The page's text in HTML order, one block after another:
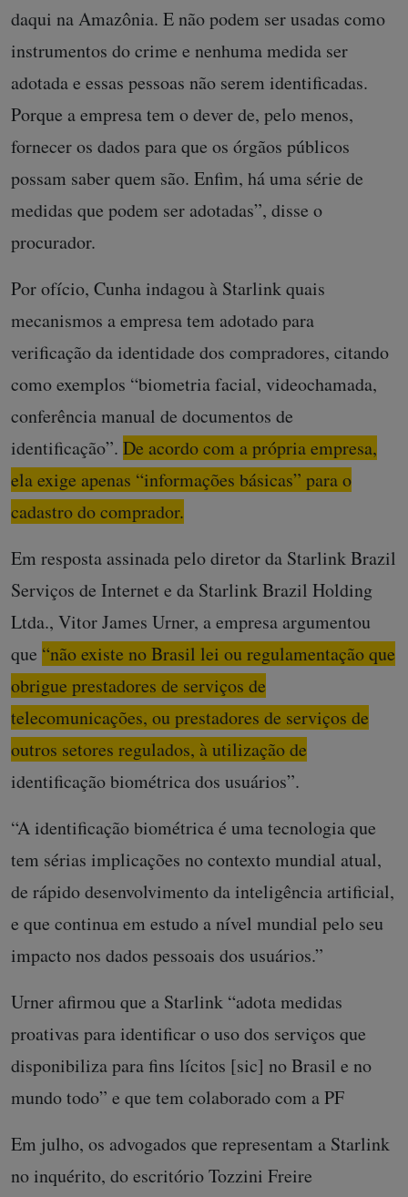
daqui na Amazônia. E não podem ser usadas como
instrumentos do crime e nenhuma medida ser
adotada e essas pessoas não serem identificadas.
Porque a empresa tem o dever de, pelo menos,
fornecer os dados para que os órgãos públicos
possam saber quem são. Enfim, há uma série de
medidas que podem ser adotadas”, disse o
procurador.
Por ofício, Cunha indagou à Starlink quais
mecanismos a empresa tem adotado para
verificação da identidade dos compradores, citando
como exemplos “biometria facial, videochamada,
conferência manual de documentos de
identificação”. De acordo com a própria empresa,
ela exige apenas “informações básicas” para o
cadastro do comprador.
Em resposta assinada pelo diretor da Starlink Brazil
Serviços de Internet e da Starlink Brazil Holding
Ltda., Vitor James Urner, a empresa argumentou
que “não existe no Brasil lei ou regulamentação que
obrigue prestadores de serviços de
telecomunicações, ou prestadores de serviços de
outros setores regulados, à utilização de
identificação biométrica dos usuários”.
“A identificação biométrica é uma tecnologia que
tem sérias implicações no contexto mundial atual,
de rápido desenvolvimento da inteligência artificial,
e que continua em estudo a nível mundial pelo seu
impacto nos dados pessoais dos usuários.”
Urner afirmou que a Starlink “adota medidas
proativas para identificar o uso dos serviços que
disponibiliza para fins lícitos [sic] no Brasil e no
mundo todo” e que tem colaborado com a PF
Em julho, os advogados que representam a Starlink
no inquérito, do escritório Tozzini Freire